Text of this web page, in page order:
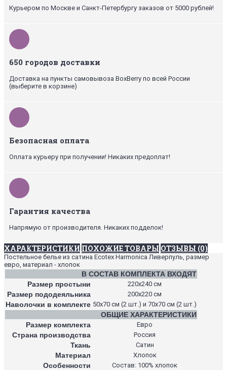
Курьером по Москве и Санкт-Петербургу заказов от 5000 рублей!
650 городов доставки
Доставка на пункты самовывоза BoxBerry по всей России
(выберите в корзине)
Безопасная оплата
Оплата курьеру при получении! Никаких предоплат!
Гарантия качества
Напрямую от производителя. Никаких подделок!
ХАРАКТЕРИСТИКИ ПОХОЖИЕ ТОВАРЫ ОТЗЫВЫ (0)
Постельное белье из сатина Ecotex Harmonica Ливерпуль, размер
евро, материал - хлопок
В СОСТАВ КОМПЛЕКТА ВХОДЯТ
Размер простыни
220х240 см
Размер пододеяльника 200х220 см
Наволочки в комплекте 50х70 см (2 шт.) и 70х70 см (2 шт.)
ОБЩИЕ ХАРАКТЕРИСТИКИ
Размер комплекта
Евро
Страна производства Россия
Ткань Сатин
Материал Хлопок
Особенности Состав: 100% хлопок